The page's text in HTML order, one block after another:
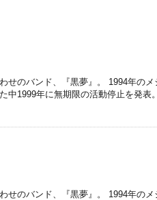
せのバンド、『黒夢』。 1994年のメ
中1999年に無期限の活動停止を発表
せのバンド、『黒夢』。 1994年のメ